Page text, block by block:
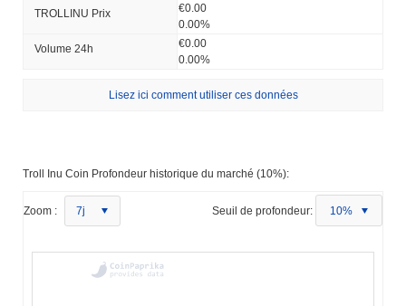
TROLLINU Prix ​​
€0.00
0.00%
Volume 24h
€0.00
0.00%
Lisez ici comment utiliser ces données
Troll Inu Coin Profondeur historique du marché (10%):
Zoom : 7j Seuil de profondeur: 10%